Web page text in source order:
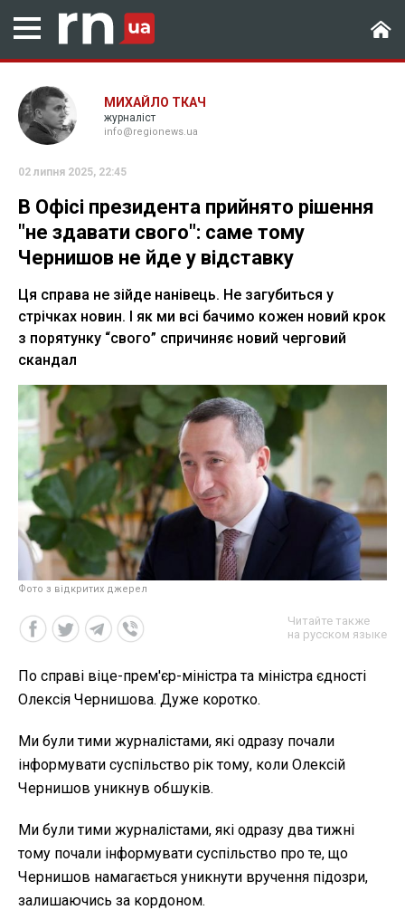
МИХАЙЛО ТКАЧ
журналіст
info@regionews.ua
02 липня 2025, 22:45
В Офісі президента прийнято рішення
"не здавати свого": саме тому
Чернишов не йде у відставку
Ця справа не зійде нанівець. Не загубиться у
стрічках новин. І як ми всі бачимо кожен новий крок
з порятунку “свого” спричиняє новий черговий
скандал
Фото з відкритих джерел
Читайте также
на русском языке
По справі віце-прем'єр-міністра та міністра єдності
Олексія Чернишова. Дуже коротко.
Ми були тими журналістами, які одразу почали
інформувати суспільство рік тому, коли Олексій
Чернишов уникнув обшуків.
Ми були тими журналістами, які одразу два тижні
тому почали інформувати суспільство про те, що
Чернишов намагається уникнути вручення підозри,
залишаючись за кордоном.